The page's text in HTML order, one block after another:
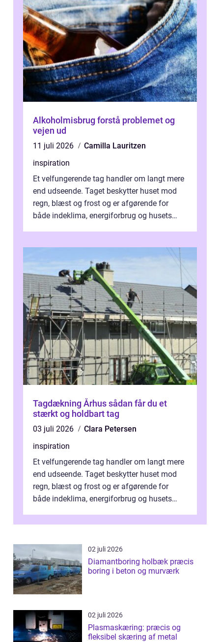
Alkoholmisbrug forstå problemet og
vejen ud
11 juli 2026
Camilla Lauritzen
inspiration
Et velfungerende tag handler om langt mere
end udseende. Taget beskytter huset mod
regn, blæst og frost og er afgørende for
både indeklima, energiforbrug og husets
Tagdækning Århus sådan får du et
stærkt og holdbart tag
03 juli 2026
Clara Petersen
inspiration
Et velfungerende tag handler om langt mere
end udseende. Taget beskytter huset mod
regn, blæst og frost og er afgørende for
både indeklima, energiforbrug og husets
02 juli 2026
Diamantboring holbæk præcis
boring i beton og murværk
02 juli 2026
Plasmaskæring: præcis og
fleksibel skæring af metal